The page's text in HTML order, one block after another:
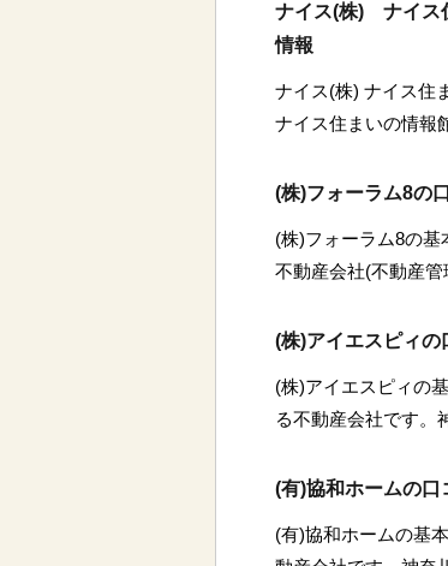
ナイス(株) ナイス
情報
ナイス(株) ナイス住
ナイス住まいの情報
(株)フォーラム8の
(株)フォーラム8の
不動産会社(不動産管
(株)アイエスピィの
(株)アイエスピィの
る不動産会社です。
(有)協和ホームの口
(有)協和ホームの基